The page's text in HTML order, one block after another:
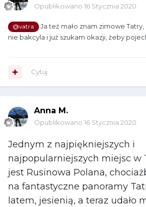
Opublikowano 16 Stycznia 2020
@vatra
Ja też mało znam zimowe Tatry,
nie bakcyla i już szukam okazji, żeby
Cytuj
Anna M.
Opublikowano 16 Stycznia 2020
Jednym z najpiękniejszych i
najpopularniejszych miejsc w
jest Rusinowa Polana,
na fantastyczne panoramy
latem, jesienią, a teraz udało